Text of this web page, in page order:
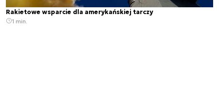
Rakietowe wsparcie dla amerykańskiej tarczy
1 min.